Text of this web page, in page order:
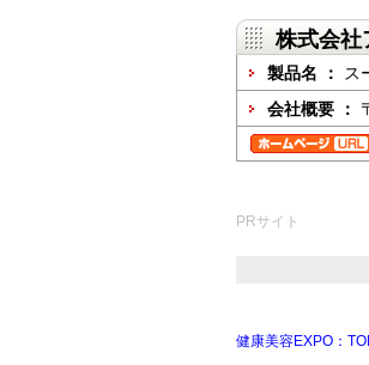
株式会社
製品名 ：
ス
会社概要 ：
PRサイト
健康美容EXPO：